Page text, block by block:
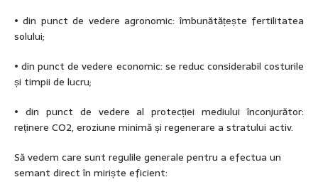
• din punct de vedere agronomic: îmbunătățește fertilitatea
solului;
• din punct de vedere economic: se reduc considerabil costurile
și timpii de lucru;
• din punct de vedere al protecției mediului înconjurător:
reținere CO2, eroziune minimă și regenerare a stratului activ.
Să vedem care sunt regulile generale pentru a efectua un
semant direct în miriște eficient: